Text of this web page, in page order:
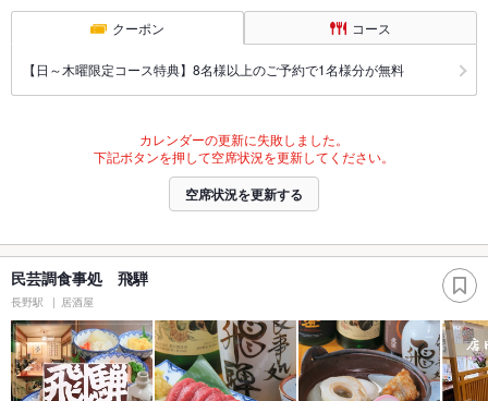
クーポン コース
【日～木曜限定コース特典】8名様以上のご予約で1名様分が無料
カレンダーの更新に失敗しました。
下記ボタンを押して空席状況を更新してください。
空席状況を更新する
民芸調食事処 飛騨
長野駅 居酒屋